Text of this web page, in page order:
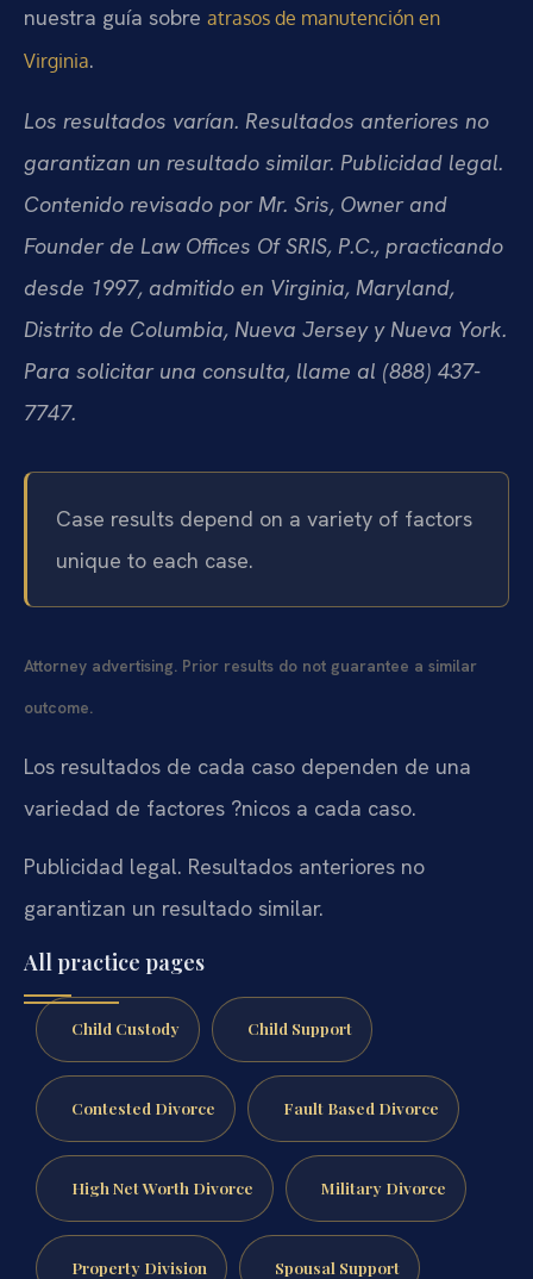
nuestra guía sobre atrasos de manutención en
Virginia.
Los resultados varían. Resultados anteriores no
garantizan un resultado similar. Publicidad legal.
Contenido revisado por Mr. Sris, Owner and
Founder de Law Offices Of SRIS, P.C., practicando
desde 1997, admitido en Virginia, Maryland,
Distrito de Columbia, Nueva Jersey y Nueva York.
Para solicitar una consulta, llame al (888) 437-
7747.
Case results depend on a variety of factors
unique to each case.
Attorney advertising. Prior results do not guarantee a similar
outcome.
Los resultados de cada caso dependen de una
variedad de factores ?nicos a cada caso.
Publicidad legal. Resultados anteriores no
garantizan un resultado similar.
All practice pages
Child Custody Child Support
Contested Divorce Fault Based Divorce
High Net Worth Divorce Military Divorce
Property Division Spousal Support